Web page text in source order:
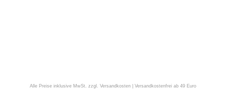
Alle Preise inklusive MwSt. zzgl. Versandkosten | Versandkostenfrei ab 49 Euro